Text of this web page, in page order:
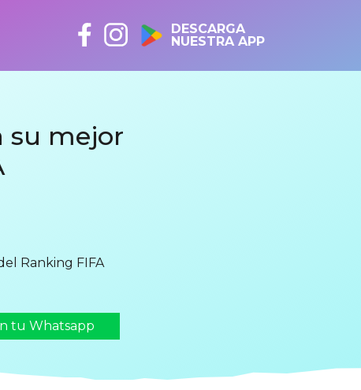
DESCARGA
NUESTRA APP
su mejor
Ranking FIFA
tu Whatsapp